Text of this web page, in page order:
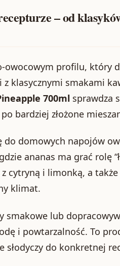
– od
owocowym profilu, który
klasycznymi smakami
700ml sprawdza
bardziej złożone
do domowych napojów
ananas ma grać rolę
cytryną i limonką, a
klimat.
smakowe lub
i powtarzalność. To
słodyczy do konkretnej